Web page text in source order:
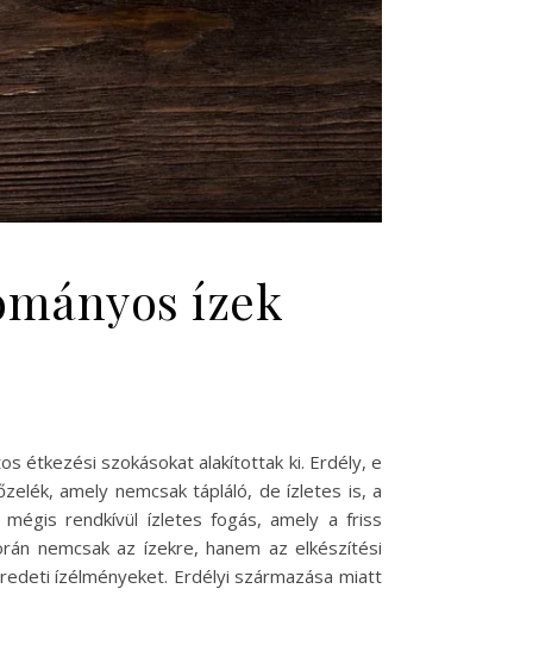
ízek
étkezési szokásokat alakítottak ki. Erdély, e
amely nemcsak tápláló, de ízletes is, a
rendkívül ízletes fogás, amely a friss
nemcsak az ízekre, hanem az elkészítési
ízélményeket. Erdélyi származása miatt